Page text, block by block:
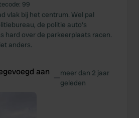
99
vlak bij het centrum. Wel pal
de politie auto's
hard over de parkeerplaats racen.
anders.
aan
—meer dan 2 jaar
geleden